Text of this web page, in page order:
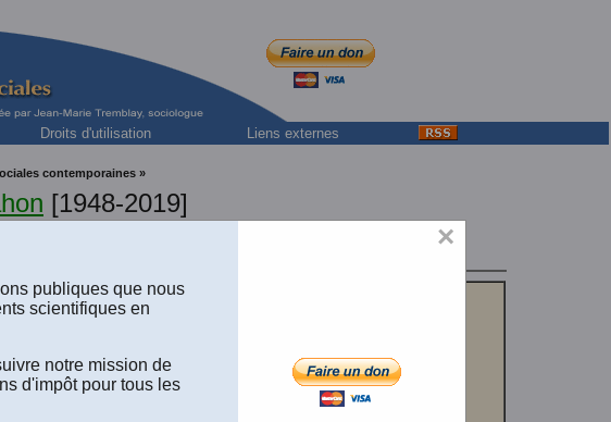
Droits d'utilisation Liens externes
contemporaines »
[1948-2019]
×
publiques que nous
scientifiques en
notre mission de
d'impôt pour tous les